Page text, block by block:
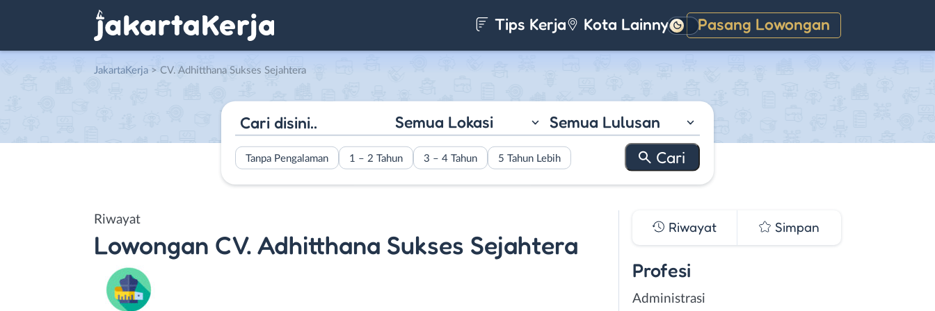
Tips Kerja Kota Lainnya Pasang Lowongan
Gelap
JakartaKerja > CV. Adhitthana Sukses Sejahtera
Semua Lokasi Semua Lulusan
Tanpa Pengalaman 1 – 2 Tahun 3 – 4 Tahun 5 Tahun Lebih
Riwayat
Lowongan CV. Adhitthana Sukses Sejahtera
Riwayat Simpan
Profesi
Administrasi